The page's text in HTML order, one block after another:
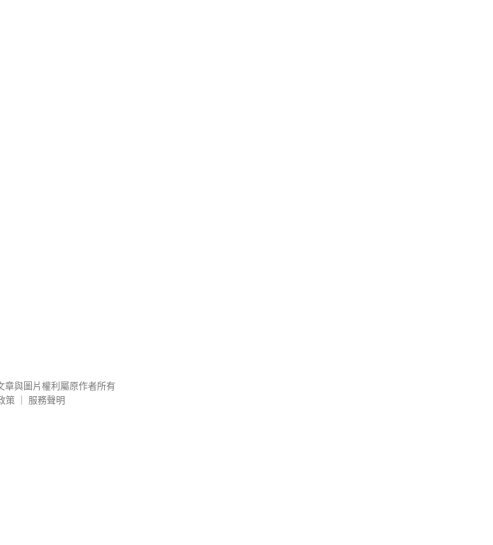
章與圖片權利屬原作者所有
策
服務聲明